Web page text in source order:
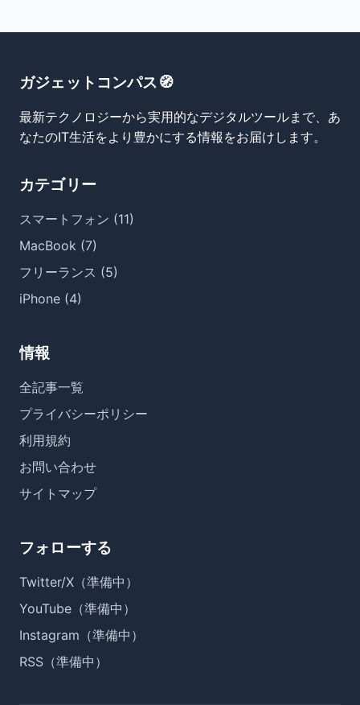
ガジェットコンパス🧭
最新テクノロジーから実用的なデジタルツールまで、あ
なたのIT生活をより豊かにする情報をお届けします。
カテゴリー
スマートフォン (11)
MacBook (7)
フリーランス (5)
iPhone (4)
情報
全記事一覧
プライバシーポリシー
利用規約
お問い合わせ
サイトマップ
フォローする
Twitter/X（準備中）
YouTube（準備中）
Instagram（準備中）
RSS（準備中）